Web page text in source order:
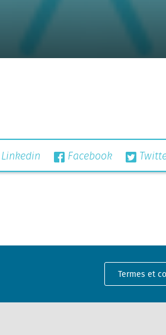
Facebook
Termes et